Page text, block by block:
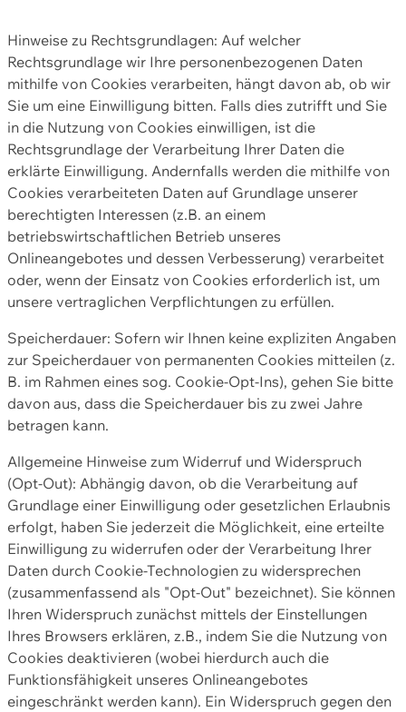
Hinweise zu Rechtsgrundlagen: Auf welcher
Rechtsgrundlage wir Ihre personenbezogenen Daten
mithilfe von Cookies verarbeiten, hängt davon ab, ob wir
Sie um eine Einwilligung bitten. Falls dies zutrifft und Sie
in die Nutzung von Cookies einwilligen, ist die
Rechtsgrundlage der Verarbeitung Ihrer Daten die
erklärte Einwilligung. Andernfalls werden die mithilfe von
Cookies verarbeiteten Daten auf Grundlage unserer
berechtigten Interessen (z.B. an einem
betriebswirtschaftlichen Betrieb unseres
Onlineangebotes und dessen Verbesserung) verarbeitet
oder, wenn der Einsatz von Cookies erforderlich ist, um
unsere vertraglichen Verpflichtungen zu erfüllen.
Speicherdauer: Sofern wir Ihnen keine expliziten Angaben
zur Speicherdauer von permanenten Cookies mitteilen (z.
B. im Rahmen eines sog. Cookie-Opt-Ins), gehen Sie bitte
davon aus, dass die Speicherdauer bis zu zwei Jahre
betragen kann.
Allgemeine Hinweise zum Widerruf und Widerspruch
(Opt-Out): Abhängig davon, ob die Verarbeitung auf
Grundlage einer Einwilligung oder gesetzlichen Erlaubnis
erfolgt, haben Sie jederzeit die Möglichkeit, eine erteilte
Einwilligung zu widerrufen oder der Verarbeitung Ihrer
Daten durch Cookie-Technologien zu widersprechen
(zusammenfassend als "Opt-Out" bezeichnet). Sie können
Ihren Widerspruch zunächst mittels der Einstellungen
Ihres Browsers erklären, z.B., indem Sie die Nutzung von
Cookies deaktivieren (wobei hierdurch auch die
Funktionsfähigkeit unseres Onlineangebotes
eingeschränkt werden kann). Ein Widerspruch gegen den